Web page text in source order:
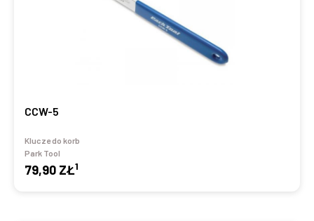
CCW-5
Klucze do korb
Park Tool
79,90 ZŁ1